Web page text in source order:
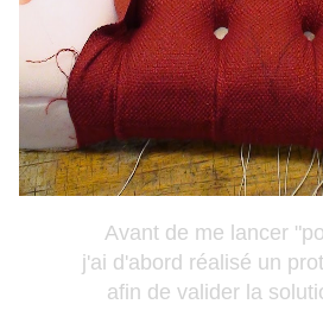
Avant de me lancer
j'ai d'abord réalisé un
afin de valider la